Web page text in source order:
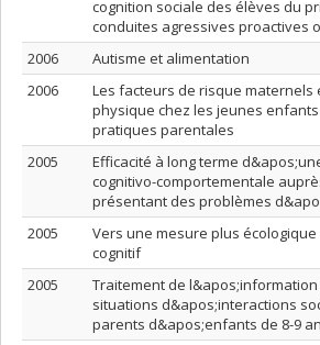
cognition sociale des élèves du
conduites agressives proactives
2006
Autisme et alimentation
2006
Les facteurs de risque maternels
physique chez les jeunes
pratiques parentales
2005
Efficacité à long terme
cognitivo-comportementale
présentant des problèmes
2005
Vers une mesure plus
cognitif
2005
Traitement de
situations d&apos;interactions
parents d&apos;enfants de 8-9